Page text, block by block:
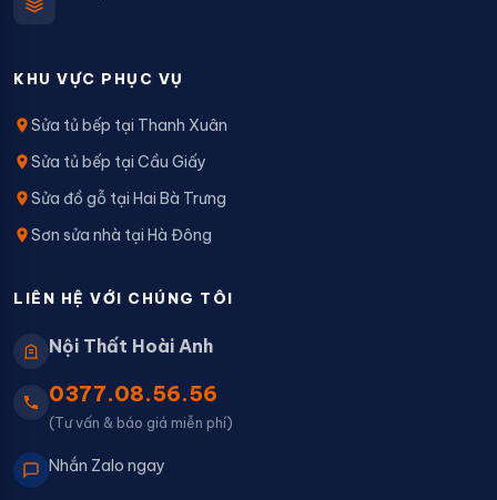
KHU VỰC PHỤC VỤ
Sửa tủ bếp tại Thanh Xuân
Sửa tủ bếp tại Cầu Giấy
Sửa đồ gỗ tại Hai Bà Trưng
Sơn sửa nhà tại Hà Đông
LIÊN HỆ VỚI CHÚNG TÔI
Nội Thất Hoài Anh
0377.08.56.56
(Tư vấn & báo giá miễn phí)
Nhắn Zalo ngay